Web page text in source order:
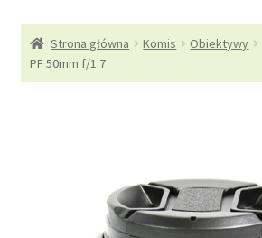
Kontakt
Strona główna Komis Obiektywy
PF 50mm f/1.7